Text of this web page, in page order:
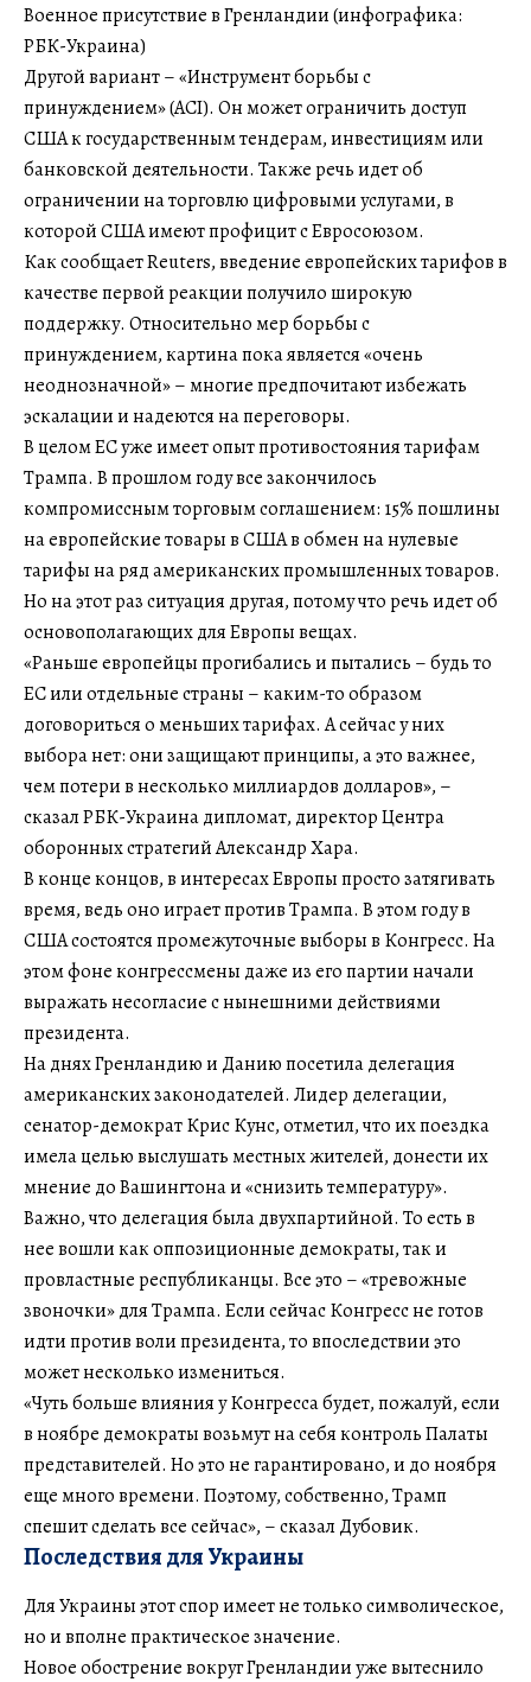
Военное присутствие в Гренландии (инфографика:
РБК-Украина)
Другой вариант – «Инструмент борьбы с
принуждением» (ACI). Он может ограничить доступ
США к государственным тендерам, инвестициям или
банковской деятельности. Также речь идет об
ограничении на торговлю цифровыми услугами, в
которой США имеют профицит с Евросоюзом.
Как сообщает Reuters, введение европейских тарифов в
качестве первой реакции получило широкую
поддержку. Относительно мер борьбы с
принуждением, картина пока является «очень
неоднозначной» – многие предпочитают избежать
эскалации и надеются на переговоры.
В целом ЕС уже имеет опыт противостояния тарифам
Трампа. В прошлом году все закончилось
компромиссным торговым соглашением: 15% пошлины
на европейские товары в США в обмен на нулевые
тарифы на ряд американских промышленных товаров.
Но на этот раз ситуация другая, потому что речь идет об
основополагающих для Европы вещах.
«Раньше европейцы прогибались и пытались – будь то
ЕС или отдельные страны – каким-то образом
договориться о меньших тарифах. А сейчас у них
выбора нет: они защищают принципы, а это важнее,
чем потери в несколько миллиардов долларов», –
сказал РБК-Украина дипломат, директор Центра
оборонных стратегий Александр Хара.
В конце концов, в интересах Европы просто затягивать
время, ведь оно играет против Трампа. В этом году в
США состоятся промежуточные выборы в Конгресс. На
этом фоне конгрессмены даже из его партии начали
выражать несогласие с нынешними действиями
президента.
На днях Гренландию и Данию посетила делегация
американских законодателей. Лидер делегации,
сенатор-демократ Крис Кунс, отметил, что их поездка
имела целью выслушать местных жителей, донести их
мнение до Вашингтона и «снизить температуру».
Важно, что делегация была двухпартийной. То есть в
нее вошли как оппозиционные демократы, так и
провластные республиканцы. Все это – «тревожные
звоночки» для Трампа. Если сейчас Конгресс не готов
идти против воли президента, то впоследствии это
может несколько измениться.
«Чуть больше влияния у Конгресса будет, пожалуй, если
в ноябре демократы возьмут на себя контроль Палаты
представителей. Но это не гарантировано, и до ноября
еще много времени. Поэтому, собственно, Трамп
спешит сделать все сейчас», – сказал Дубовик.
Последствия для Украины
Для Украины этот спор имеет не только символическое,
но и вполне практическое значение.
Новое обострение вокруг Гренландии уже вытеснило